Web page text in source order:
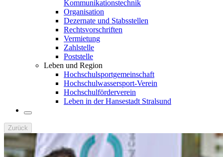
Kommunikationstechnik
Organisation
Dezernate und Stabsstellen
Rechtsvorschriften
Vermietung
Zahlstelle
Poststelle
Leben und Region
Hochschulsportgemeinschaft
Hochschulwassersport-Verein
Hochschulförderverein
Leben in der Hansestadt Stralsund
Zurück